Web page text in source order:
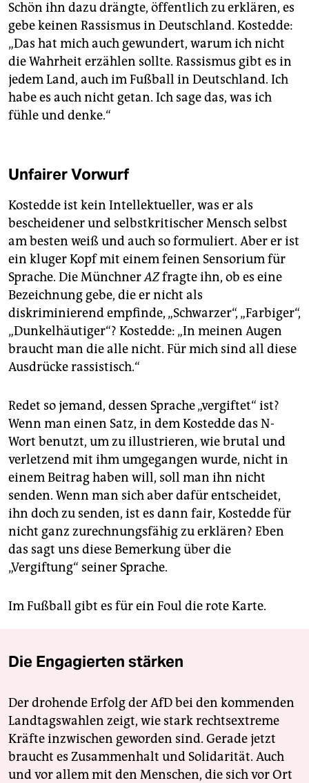
Schön ihn dazu drängte, öffentlich zu erklären, es
gebe keinen Rassismus in Deutschland. Kostedde:
„Das hat mich auch gewundert, warum ich nicht
die Wahrheit erzählen sollte. Rassismus gibt es in
jedem Land, auch im Fußball in Deutschland. Ich
habe es auch nicht getan. Ich sage das, was ich
fühle und denke.“
Unfairer Vorwurf
Kostedde ist kein Intellektueller, was er als
bescheidener und selbstkritischer Mensch selbst
am besten weiß und auch so formuliert. Aber er ist
ein kluger Kopf mit einem feinen Sensorium für
Sprache. Die MünchnerAZfragte ihn, ob es eine
Bezeichnung gebe, die er nicht als
diskriminierend empfinde, „Schwarzer“, „Farbiger“,
„Dunkelhäutiger“? Kostedde: „In meinen Augen
braucht man die alle nicht. Für mich sind all diese
Ausdrücke rassistisch.“
Redet so jemand, dessen Sprache „vergiftet“ ist?
Wenn man einen Satz, in dem Kostedde das N-
Wort benutzt, um zu illustrieren, wie brutal und
verletzend mit ihm umgegangen wurde, nicht in
einem Beitrag haben will, soll man ihn nicht
senden. Wenn man sich aber dafür entscheidet,
ihn doch zu senden, ist es dann fair, Kostedde für
nicht ganz zurechnungsfähig zu erklären? Eben
das sagt uns diese Bemerkung über die
„Vergiftung“ seiner Sprache.
Im Fußball gibt es für ein Foul die rote Karte.
Die Engagierten stärken
Der drohende Erfolg der AfD bei den kommenden
Landtagswahlen zeigt, wie stark rechtsextreme
Kräfte inzwischen geworden sind. Gerade jetzt
braucht es Zusammenhalt und Solidarität. Auch
und vor allem mit den Menschen, die sich vor Ort